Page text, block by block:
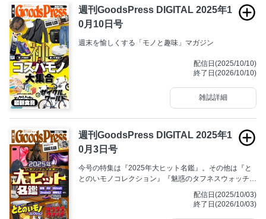
週刊GoodsPress DIGITAL 2025年1
0月10日号
週末を愉しくする「モノと趣味」マガジン
配信日(2025/10/10)
終了日(2026/10/10)
雑誌詳細
週刊GoodsPress DIGITAL 2025年1
0月3日号
今号の特集は『2025年大ヒット名鑑』。その他は『と
とのいモノコレクション』『魅惑のタフネスウォッチ』
は、一部電子書店・電子雑誌読み放題サービスでご覧い
配信日(2025/10/03)
終了日(2026/10/03)